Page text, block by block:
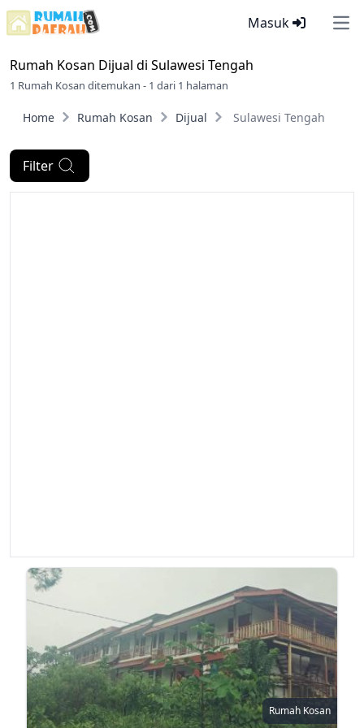
Masuk
Rumah Kosan Dijual di Sulawesi Tengah
1 Rumah Kosan ditemukan - 1 dari 1 halaman
Home Rumah Kosan Dijual Sulawesi Tengah
Filter
Rumah Kosan